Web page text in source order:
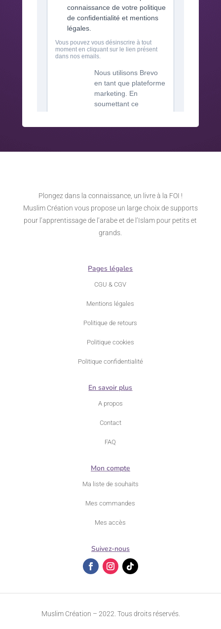
Plongez dans la connaissance, un livre à la FOI !
Muslim Création vous propose un large choix de supports
pour l’apprentissage de l’arabe et de l’Islam pour petits et
grands.
Pages légales
CGU & CGV
Mentions légales
Politique de retours
Politique cookies
Politique confidentialité
En savoir plus
A propos
Contact
FAQ
Mon compte
Ma liste de souhaits
Mes commandes
Mes accès
Suivez-nous
Muslim Création – 2022. Tous droits réservés.